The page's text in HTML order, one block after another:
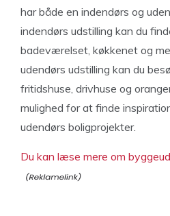
har både en indendørs og
indendørs udstilling kan du
badeværelset, køkkenet og
udendørs udstilling kan du
fritidshuse, drivhuse og
mulighed for at finde
udendørs boligprojekter.
Du kan læse mere om